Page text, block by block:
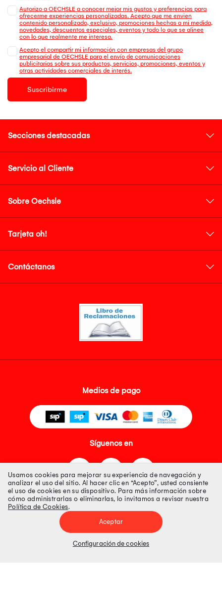
Autorizo a OECHSLE a conocer mejor mis gustos y preferencias para
ofrecerme experiencias personalizadas. Acepto que me envien
contenido personalizado, exclusivo, promociones hechas a mi medida,
novedades, descuentos especiales, eventos y todo lo que se alinee
con lo que realmente me interesa.
Acepto el compartir mi información con empresas del grupo
empresarial de OECHSLE para el envío de comunicaciones
publicitarias sobre sus productos, servicios, promociones, eventos y
otras actividades comerciales de interés.
Suscribirme
Secciones destacadas
Servicio al Cliente
Sobre Oechsle
Tarjeta oh!
Contáctanos
Medios de pago
Síguenos en
Tienda 100% Segura
Tiendas Peruanas S.A. R.U.C. Nº 20493020618. Todos los derechos
Precios disponibles solo en www.oechsle.pe. Precios online publicados
Usamos cookies para mejorar su experiencia de navegación y
analizar el uso del sitio. Al hacer clic en “Acepto”, usted consiente
el uso de cookies en su dispositivo. Para más información sobre
cómo administrarlas o eliminarlas, lo invitamos a revisar nuestra
Política de Cookies.
Aceptar
Configuración de cookies